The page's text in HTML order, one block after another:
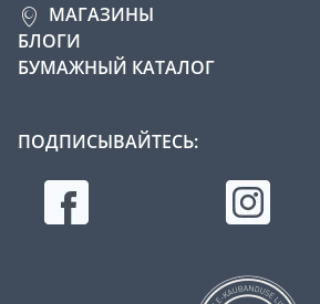
МАГАЗИНЫ
БЛОГИ
БУМАЖНЫЙ КАТАЛОГ
ПОДПИСЫВАЙТЕСЬ: